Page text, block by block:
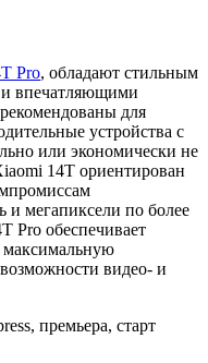
Pro, обладают стильным
и впечатляющими
для
устройства с
или экономически не
14T ориентирован
и мегапиксели по более
Pro обеспечивает
максимальную
видео- и
премьера, старт